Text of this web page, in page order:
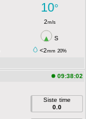
10°
2m/s
S
<2mm 20%
09:38:02
Siste time
0.0